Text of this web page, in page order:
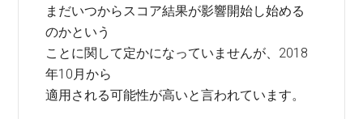
まだいつからスコア結果が影響開始し始める
のかという
ことに関して定かになっていませんが、2018
年10月から
適用される可能性が高いと言われています。